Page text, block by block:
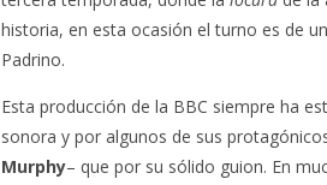
historia, en esta ocasión el turno es de
Padrino.
Esta producción de la BBC siempre ha
sonora y por algunos de sus
Murphy– que por su sólido guion. En